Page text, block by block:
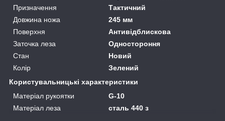
Призначення
Тактичний
Довжина ножа
245 мм
Поверхня
Антивідблискова
Заточка леза
Одностороння
Стан
Новий
Колір
Зелений
Користувальницькі характеристики
Матеріал рукоятки
G-10
Матеріал леза
сталь 440 з